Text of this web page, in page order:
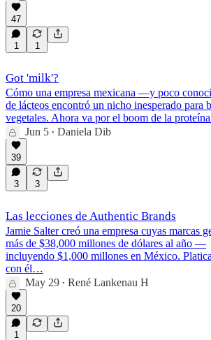
47
1 1
Got 'milk'?
Cómo una empresa mexicana —y poco
de lácteos encontró un nicho inesperado para
vegetales. Ahora va por el boom de la
Jun 5 • Daniela Dib
39
3 3
Las lecciones de Authentic Brands
Jamie Salter creó una empresa cuyas marcas
más de $38,000 millones de dólares al año —
incluyendo $1,000 millones en México.
con él…
May 29 • René Lankenau H
20
1